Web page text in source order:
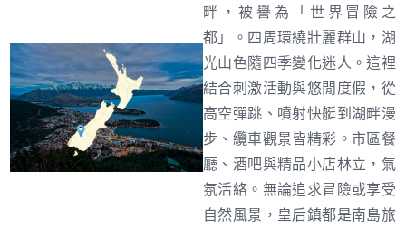
畔，被譽為「世界冒險之
都」。四周環繞壯麗群山，湖
光山色隨四季變化迷人。這裡
結合刺激活動與悠閒度假，從
高空彈跳、噴射快艇到湖畔漫
步、纜車觀景皆精彩。市區餐
廳、酒吧與精品小店林立，氣
氛活絡。無論追求冒險或享受
自然風景，皇后鎮都是南島旅